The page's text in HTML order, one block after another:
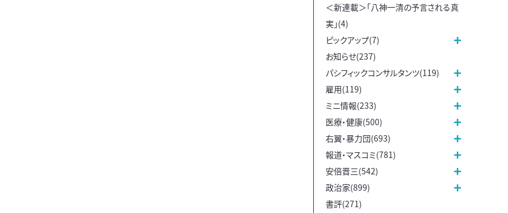
＜新連載＞「八神一清の予言される真
実」(4)
ピックアップ(7)
お知らせ(237)
パシフィックコンサルタンツ(119)
雇用(119)
ミニ情報(233)
医療・健康(500)
右翼・暴力団(693)
報道・マスコミ(781)
安倍晋三(542)
政治家(899)
書評(271)